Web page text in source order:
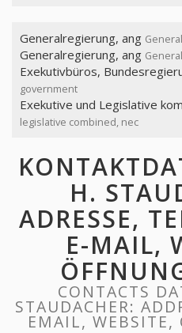
Generalregierung, ang
Generalregierung, ang
Exekutivbüros,
government
Exekutive und Legislative
legislative combined, nec
H.
ADRESSE,
E-MAIL,
CONTACTS
STAUDACHER:
EMAIL, WEBSITE,